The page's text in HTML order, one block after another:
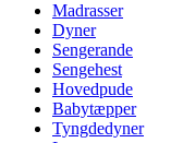
Madrasser
Dyner
Sengerande
Sengehest
Hovedpude
Babytæpper
Tyngdedyner